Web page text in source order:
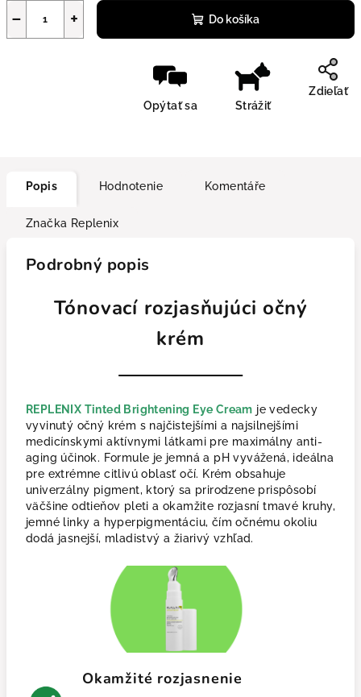
+
− Do košíka
Opýtať sa Strážiť
Zdieľať
Popis Hodnotenie Komentáře
Značka Replenix
Podrobný popis
Tónovací rozjasňujúci očný
krém
REPLENIX Tinted Brightening Eye Cream je vedecky
vyvinutý očný krém s najčistejšími a najsilnejšími
medicínskymi aktívnymi látkami pre maximálny anti-
aging účinok. Formule je jemná a pH vyvážená, ideálna
pre extrémne citlivú oblasť očí. Krém obsahuje
univerzálny pigment, ktorý sa prirodzene prispôsobí
väčšine odtieňov pleti a okamžite rozjasní tmavé kruhy,
jemné linky a hyperpigmentáciu, čím očnému okoliu
dodá jasnejší, mladistvý a žiarivý vzhľad.
Okamžité rozjasnenie